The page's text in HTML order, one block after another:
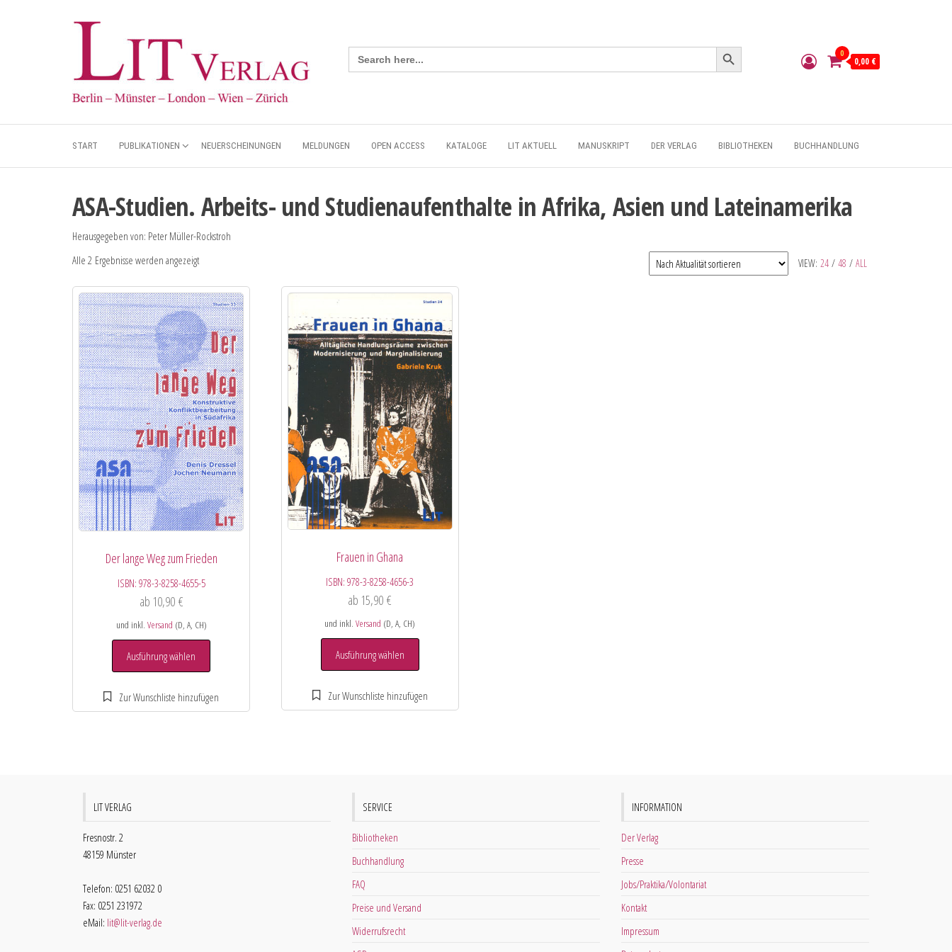
Search
for:
Search Button
0
0,00 €
START PUBLIKATIONEN NEUERSCHEINUNGEN MELDUNGEN OPEN ACCESS KATALOGE LIT AKTUELL MANUSKRIPT DER VERLAG BIBLIOTHEKEN BUCHHANDLUNG
ASA-Studien. Arbeits- und Studienaufenthalte in Afrika, Asien und Lateinamerika
Herausgegeben von: Peter Müller-Rockstroh
VIEW: 24 / 48 / ALL
Alle 2 Ergebnisse werden angezeigt
Der lange Weg zum Frieden
ISBN: 978-3-8258-4655-5
ab 10,90 €
und inkl. Versand (D, A, CH)
Ausführung wählen
Frauen in Ghana
ISBN:978-3-8258-4656-3
ab 15,90€
und inkl.Versand (D, A, CH)
Ausführung wählen
LIT VERLAG
Fresnostr. 2
48159 Münster
Telefon: 0251 62032 0
Fax: 0251 231972
eMail: lit@lit-verlag.de
SERVICE
Bibliotheken
Buchhandlung
FAQ
Preise und Versand
Widerrufsrecht
INFORMATION
Der Verlag
Presse
Jobs/Praktika/Volontariat
Kontakt
Impressum